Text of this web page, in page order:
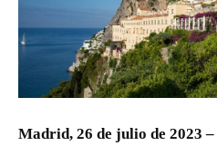
Madrid, 26 de julio de 2023 –